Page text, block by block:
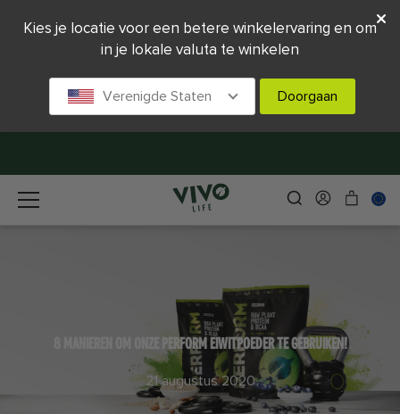
8 MANIEREN OM ONZE PERFORM EIWITPOEDER TE GEBRUIKEN!
21 augustus 2020
Kies je locatie voor een betere winkelervaring en om
in je lokale valuta te winkelen
Verenigde Staten Doorgaan